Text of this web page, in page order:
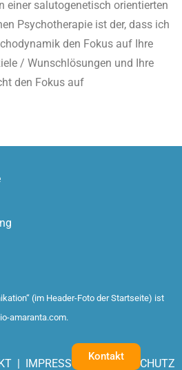
einer salutogenetisch orientierten
Psychotherapie ist der, dass ich
den Fokus auf Ihre
/ Wunschlösungen und Ihre
den Fokus auf
Kontakt
(im Header-Foto der Startseite) ist
amaranta.com.
| IMPRESSUM / DATENSCHUTZ